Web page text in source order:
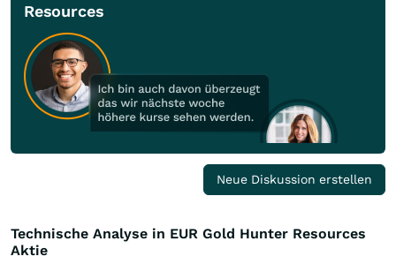
Resources
Neue Diskussion erstellen
Technische Analyse in EUR Gold Hunter Resources
Aktie